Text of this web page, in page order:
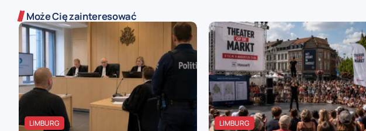
Może Cię zainteresować
LIMBURG LIMBURG